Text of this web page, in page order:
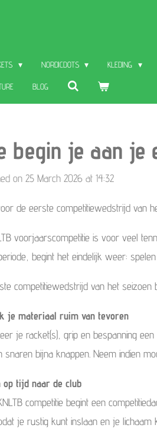
NORDICDOTS KLEDING
BLOG
begin je aan
on 25 March 2026 at 14:32
de eerste competitiewedstrijd van
voorjaarscompetitie is voor veel
begint het eindelijk weer:
competitiewedstrijd van het
je materiaal ruim van tevoren
je racket(s), grip en bespanning
snaren bijna knappen. Neem indien
op tijd naar de club
competitie begint een
je rustig kunt inslaan en je